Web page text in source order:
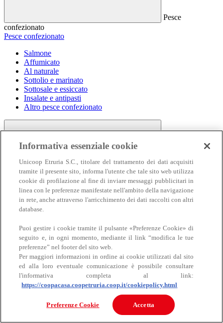
Pesce
confezionato
Pesce confezionato
Salmone
Affumicato
Al naturale
Sottolio e marinato
Sottosale e essiccato
Insalate e antipasti
Altro pesce confezionato
Carne
Carne
Bovino
Informativa essenziale cookie
Unicoop Etruria S.C., titolare del trattamento dei dati acquisiti
tramite il presente sito, informa l'utente che tale sito web utilizza
cookie di profilazione al fine di inviare messaggi pubblicitari in
linea con le preferenze manifestate nell'ambito della navigazione
in rete, anche attraverso l'arricchimento dei dati raccolti con altri
database.
Puoi gestire i cookie tramite il pulsante «Preferenze Cookie» di
seguito e, in ogni momento, mediante il link “modifica le tue
preferenze” nel footer del sito web.
Per maggiori informazioni in ordine ai cookie utilizzati dal sito
ed alla loro eventuale comunicazione è possibile consultare
l'informativa completa al link:
https://coopacasa.coopetruria.coop.it/cookiepolicy.html
Preferenze Cookie Accetta